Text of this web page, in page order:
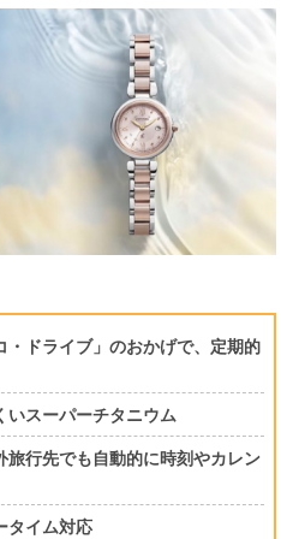
・ドライブ」のおかげで、定期的
いスーパーチタニウム
旅行先でも自動的に時刻やカレン
タイム対応